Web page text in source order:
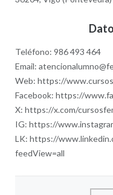
Teléfono: 986 493 464
Email:
Web: https://
Facebook: https://
X: https://x.com/
IG: https://
LK: https://
feedView=all